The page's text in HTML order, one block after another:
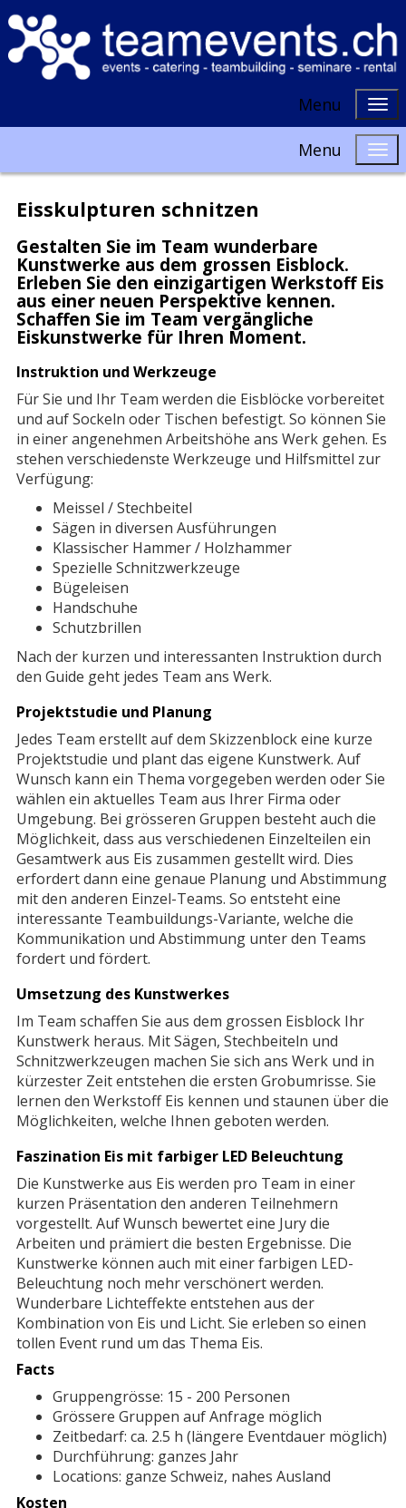
Menu
Menu
Eisskulpturen schnitzen
Gestalten Sie im Team wunderbare
Kunstwerke aus dem grossen Eisblock.
Erleben Sie den einzigartigen Werkstoff Eis
aus einer neuen Perspektive kennen.
Schaffen Sie im Team vergängliche
Eiskunstwerke für Ihren Moment.
Instruktion und Werkzeuge
Für Sie und Ihr Team werden die Eisblöcke vorbereitet
und auf Sockeln oder Tischen befestigt. So können Sie
in einer angenehmen Arbeitshöhe ans Werk gehen. Es
stehen verschiedenste Werkzeuge und Hilfsmittel zur
Verfügung:
Meissel / Stechbeitel
Sägen in diversen Ausführungen
Klassischer Hammer / Holzhammer
Spezielle Schnitzwerkzeuge
Bügeleisen
Handschuhe
Schutzbrillen
Nach der kurzen und interessanten Instruktion durch
den Guide geht jedes Team ans Werk.
Projektstudie und Planung
Jedes Team erstellt auf dem Skizzenblock eine kurze
Projektstudie und plant das eigene Kunstwerk. Auf
Wunsch kann ein Thema vorgegeben werden oder Sie
wählen ein aktuelles Team aus Ihrer Firma oder
Umgebung. Bei grösseren Gruppen besteht auch die
Möglichkeit, dass aus verschiedenen Einzelteilen ein
Gesamtwerk aus Eis zusammen gestellt wird. Dies
erfordert dann eine genaue Planung und Abstimmung
mit den anderen Einzel-Teams. So entsteht eine
interessante Teambuildungs-Variante, welche die
Kommunikation und Abstimmung unter den Teams
fordert und fördert.
Umsetzung des Kunstwerkes
Im Team schaffen Sie aus dem grossen Eisblock Ihr
Kunstwerk heraus. Mit Sägen, Stechbeiteln und
Schnitzwerkzeugen machen Sie sich ans Werk und in
kürzester Zeit entstehen die ersten Grobumrisse. Sie
lernen den Werkstoff Eis kennen und staunen über die
Möglichkeiten, welche Ihnen geboten werden.
Faszination Eis mit farbiger LED Beleuchtung
Die Kunstwerke aus Eis werden pro Team in einer
kurzen Präsentation den anderen Teilnehmern
vorgestellt. Auf Wunsch bewertet eine Jury die
Arbeiten und prämiert die besten Ergebnisse. Die
Kunstwerke können auch mit einer farbigen LED-
Beleuchtung noch mehr verschönert werden.
Wunderbare Lichteffekte entstehen aus der
Kombination von Eis und Licht. Sie erleben so einen
tollen Event rund um das Thema Eis.
Facts
Gruppengrösse: 15 - 200 Personen
Grössere Gruppen auf Anfrage möglich
Zeitbedarf: ca. 2.5 h (längere Eventdauer möglich)
Durchführung: ganzes Jahr
Locations: ganze Schweiz, nahes Ausland
Kosten